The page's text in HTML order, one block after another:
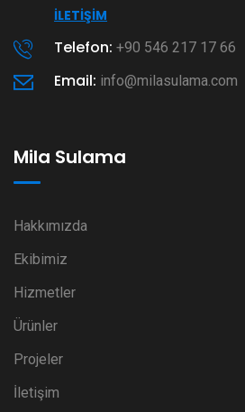
İLETIŞIM
Telefon: +90 546 217 17 66
Email: info@milasulama.com
Mila Sulama
Hakkımızda
Ekibimiz
Hizmetler
Ürünler
Projeler
İletişim